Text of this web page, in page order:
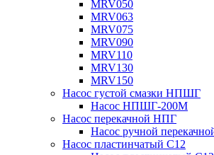
MRV050
MRV063
MRV075
MRV090
MRV110
MRV130
MRV150
Насос густой смазки НПШГ
Насос НПШГ-200М
Насос перекачной НПГ
Насос ручной
Насос пластинчатый С12